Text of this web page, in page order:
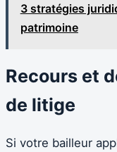
3 stratégies
patrimoine
Recours et
de litige
Si votre bailleur